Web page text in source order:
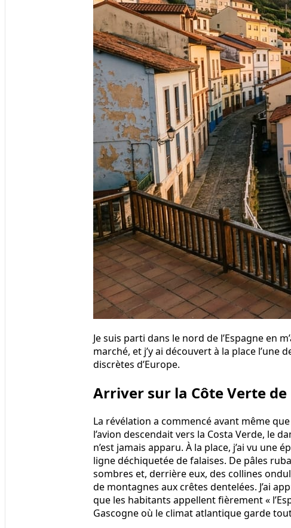
Je suis parti dans le nord de l’Espagne en
marché, et j’y ai découvert à la place
discrètes d’Europe.
Arriver sur la Côte Verte de
La révélation a commencé avant même
l’avion descendait vers la Costa Verde, le
n’est jamais apparu. À la place, j’ai vu une
ligne déchiquetée de falaises. De pâles
sombres et, derrière eux, des collines
de montagnes aux crêtes dentelées. J’ai
que les habitants appellent fièrement «
Gascogne où le climat atlantique garde